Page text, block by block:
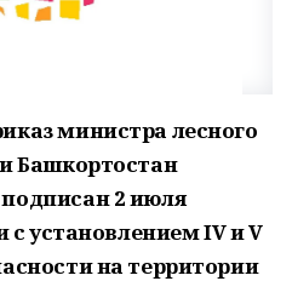
министра лесного
Башкортостан
2 июля
с установлениемIVиV
на территории